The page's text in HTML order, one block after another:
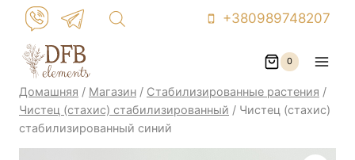
Перейти
контенту
+380989748207
0
Домашняя / Магазин / Стабилизированные растения /
Чистец (стахис) стабилизированный / Чистец (стахис)
стабилизированный синий